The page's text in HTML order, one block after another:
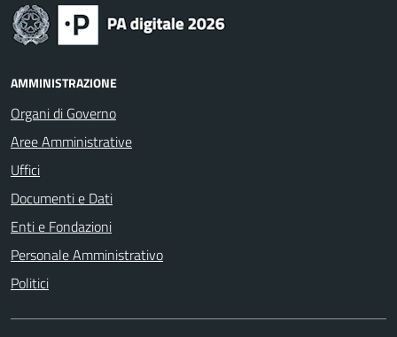
AMMINISTRAZIONE
Organi di Governo
Aree Amministrative
Uffici
Documenti e Dati
Enti e Fondazioni
Personale Amministrativo
Politici